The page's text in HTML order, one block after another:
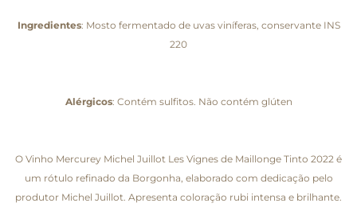
Ingredientes: Mosto fermentado de uvas viníferas, conservante INS
220
Alérgicos: Contém sulfitos. Não contém glúten
O Vinho Mercurey Michel Juillot Les Vignes de Maillonge Tinto 2022 é
um rótulo refinado da Borgonha, elaborado com dedicação pelo
produtor Michel Juillot. Apresenta coloração rubi intensa e brilhante.